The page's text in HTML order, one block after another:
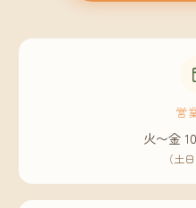
営
火〜金
（土